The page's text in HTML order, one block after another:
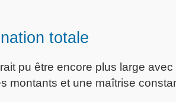
totale
pu être encore plus large
montants et une maîtrise